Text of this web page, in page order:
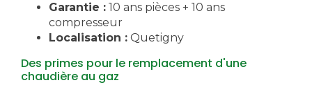
Garantie : 10 ans pièces + 10 ans
compresseur
Localisation : Quetigny
Des primes pour le remplacement d'une
chaudière au gaz